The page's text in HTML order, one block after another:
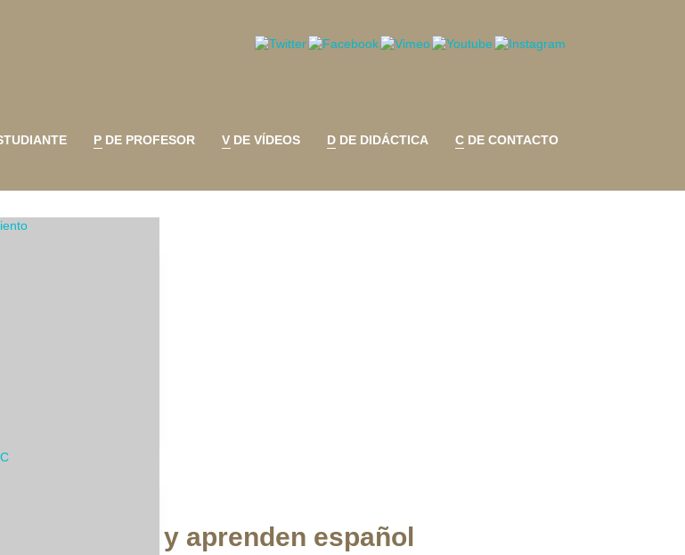
P DE PROFESOR V DE VÍDEOS D DE DIDÁCTICA C DE CONTACTO
enseñan y aprenden español